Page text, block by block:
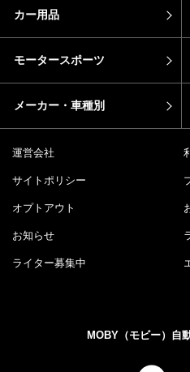
カー用品
モータースポーツ
メーカー・車種別
運営会社
サイトポリシー
オプトアウト
お知らせ
ライター募集中
MOBY（モビー）自